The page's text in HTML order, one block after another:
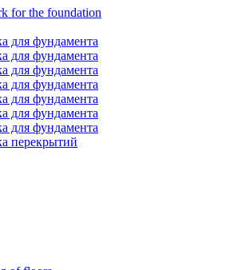
for the foundation
для фундамента
для фундамента
для фундамента
для фундамента
для фундамента
для фундамента
для фундамента
перекрытий